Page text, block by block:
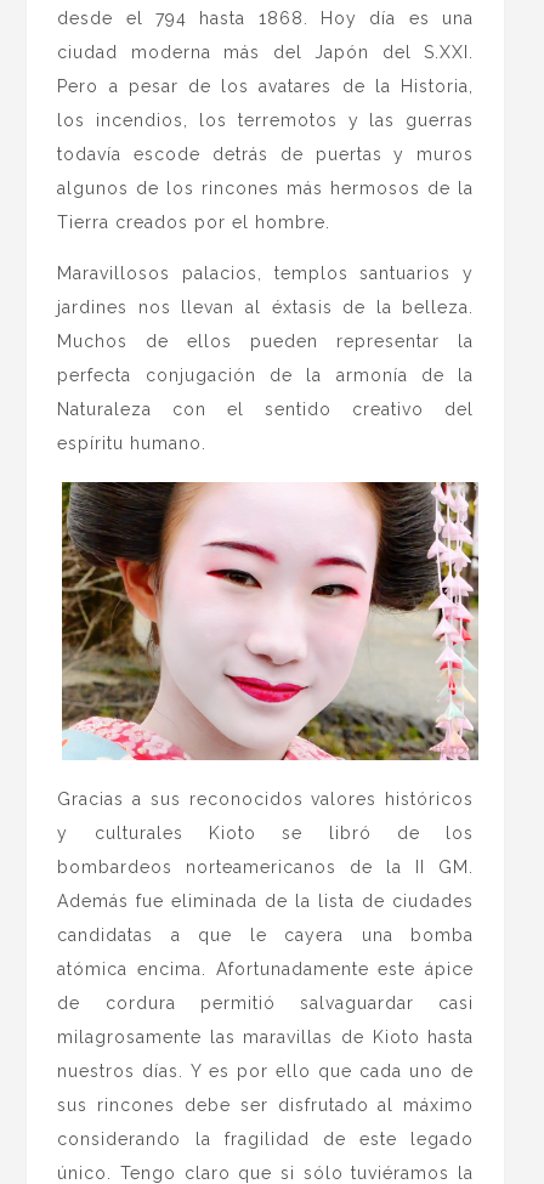
desde el 794 hasta 1868. Hoy día es una
ciudad moderna más del Japón del S.XXI.
Pero a pesar de los avatares de la Historia,
los incendios, los terremotos y las guerras
todavía escode detrás de puertas y muros
algunos de los rincones más hermosos de la
Tierra creados por el hombre.
Maravillosos palacios, templos santuarios y
jardines nos llevan al éxtasis de la belleza.
Muchos de ellos pueden representar la
perfecta conjugación de la armonía de la
Naturaleza con el sentido creativo del
espíritu humano.
Gracias a sus reconocidos valores históricos
y culturales Kioto se libró de los
bombardeos norteamericanos de la II GM.
Además fue eliminada de la lista de ciudades
candidatas a que le cayera una bomba
atómica encima. Afortunadamente este ápice
de cordura permitió salvaguardar casi
milagrosamente las maravillas de Kioto hasta
nuestros días. Y es por ello que cada uno de
sus rincones debe ser disfrutado al máximo
considerando la fragilidad de este legado
único. Tengo claro que si sólo tuviéramos la